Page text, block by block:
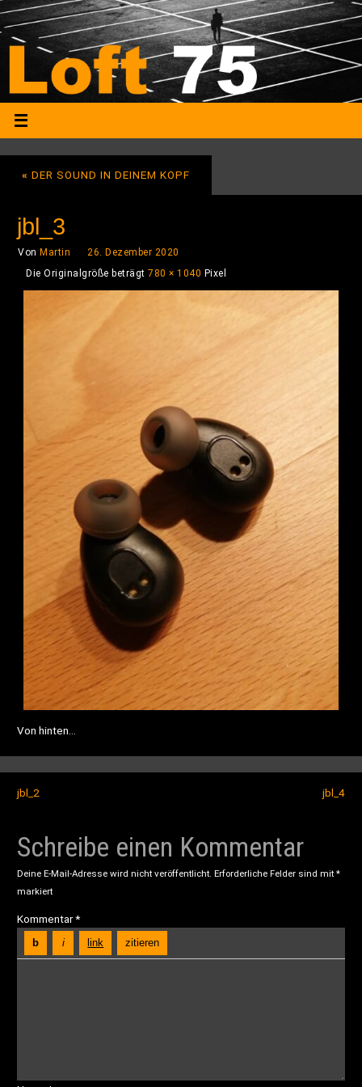
« DER SOUND IN DEINEM KOPF
jbl_3
Von Martin
26. Dezember 2020
Die Originalgröße beträgt780 × 1040 Pixel
Von hinten…
jbl_2 jbl_4
Schreibe einen Kommentar
Deine E-Mail-Adresse wird nicht veröffentlicht. Erforderliche Felder sind mit*
markiert
Kommentar*